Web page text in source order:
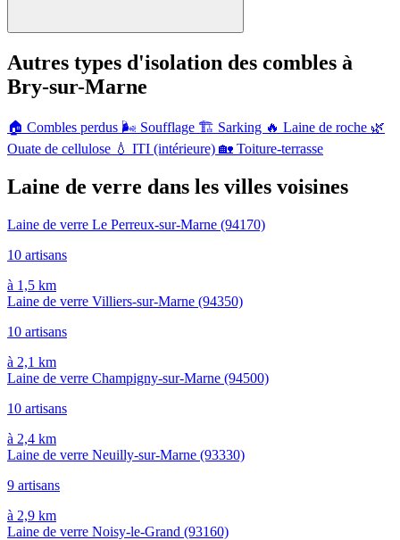
Autres types d'isolation des combles à
Bry-sur-Marne
🏠 Combles perdus 🌬️ Soufflage 🏗️ Sarking 🔥 Laine de roche 🌿
Ouate de cellulose 💧 ITI (intérieure) 🏡 Toiture-terrasse
Laine de verre dans les villes voisines
Laine de verre Le Perreux-sur-Marne (94170)
10 artisans
à 1,5 km
Laine de verre Villiers-sur-Marne (94350)
10 artisans
à 2,1 km
Laine de verre Champigny-sur-Marne (94500)
10 artisans
à 2,4 km
Laine de verre Neuilly-sur-Marne (93330)
9 artisans
à 2,9 km
Laine de verre Noisy-le-Grand (93160)